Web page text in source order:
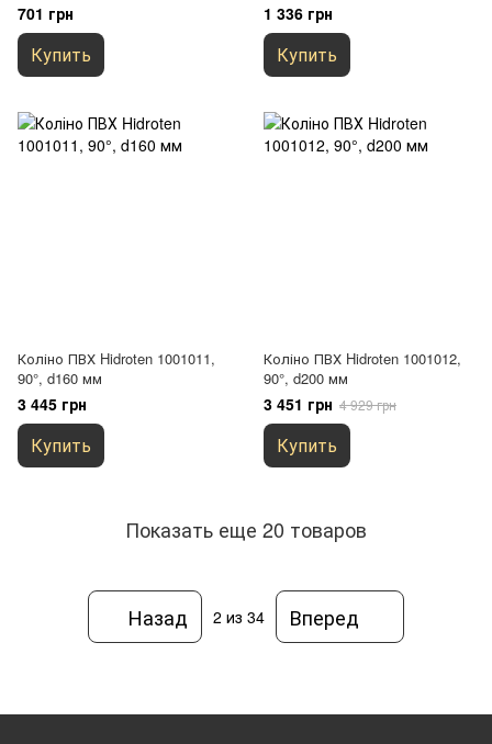
701 грн
Купить
1 336 грн
Купить
Коліно ПВХ Hidroten 1001011,
90°, d160 мм
3 445 грн
Купить
Коліно ПВХ Hidroten 1001012,
90°, d200 мм
3 451 грн 4 929 грн
Купить
Показать еще 20 товаров
Назад 2 из 34 Вперед